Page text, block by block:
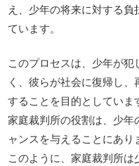
え、少年の将来に対する
ています。
このプロセスは、少年が
く、彼らが社会に復帰し
することを目的としていま
家庭裁判所の役割は、少
ャンスを与えることにあり
このように、家庭裁判所